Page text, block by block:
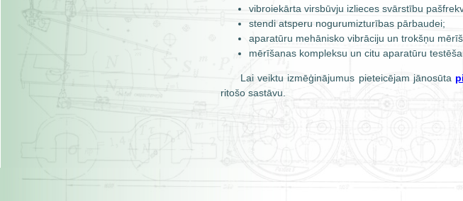
vibroiekārta virsbūvju izlieces svārstību
stendi atsperu nogurumizturības pārbaudei;
aparatūru mehānisko vibrāciju un trokšņu
mērīšanas kompleksu un citu aparatūru
Lai veiktu izmēģinājumus pieteicējam jānosūta
ritošo sastāvu.